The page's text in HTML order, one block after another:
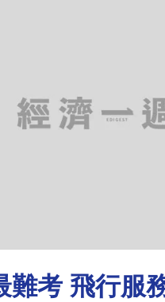
難考 飛行服